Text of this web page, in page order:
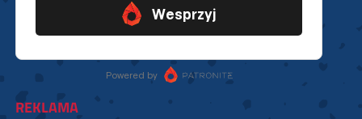
REKLAMA